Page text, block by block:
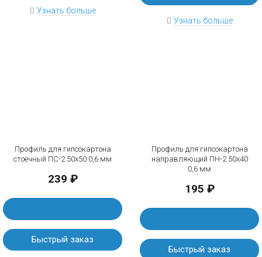
Узнать больше
Узнать больше
Профиль для гипсокартона
стоечный ПС-2 50х50 0,6 мм
239 ₽
Быстрый заказ
Профиль для гипсокартона
направляющий ПН-2 50х40
0,6 мм
195 ₽
Быстрый заказ